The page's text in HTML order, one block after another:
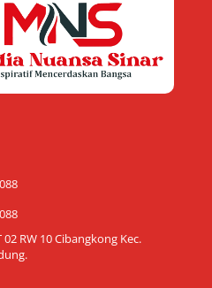
Top
RW 10 Cibangkong Kec.